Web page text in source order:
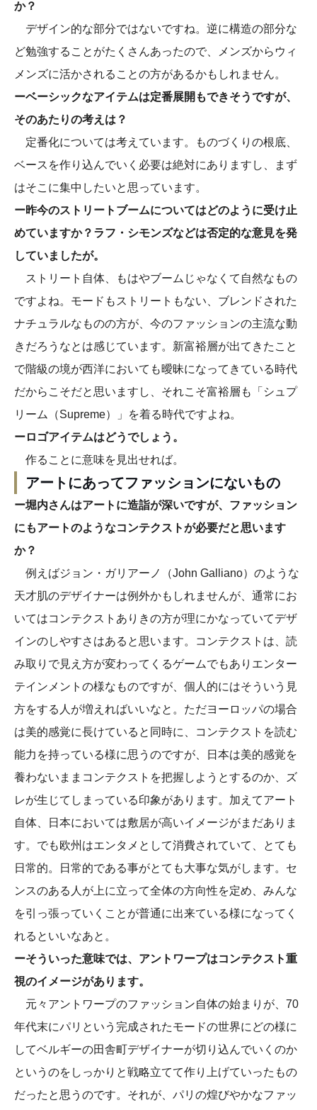
か？
デザイン的な部分ではないですね。逆に構造の部分な
ど勉強することがたくさんあったので、メンズからウィ
メンズに活かされることの方があるかもしれません。
ーベーシックなアイテムは定番展開もできそうですが、
そのあたりの考えは？
定番化については考えています。ものづくりの根底、
ベースを作り込んでいく必要は絶対にありますし、まず
はそこに集中したいと思っています。
ー昨今のストリートブームについてはどのように受け止
めていますか？ラフ・シモンズなどは否定的な意見を発
していましたが。
ストリート自体、もはやブームじゃなくて自然なもの
ですよね。モードもストリートもない、ブレンドされた
ナチュラルなものの方が、今のファッションの主流な動
きだろうなとは感じています。新富裕層が出てきたこと
で階級の境が西洋においても曖昧になってきている時代
だからこそだと思いますし、それこそ富裕層も「シュプ
リーム（Supreme）」を着る時代ですよね。
ーロゴアイテムはどうでしょう。
作ることに意味を見出せれば。
アートにあってファッションにないもの
ー堀内さんはアートに造詣が深いですが、ファッション
にもアートのようなコンテクストが必要だと思います
か？
例えばジョン・ガリアーノ（John Galliano）のような
天才肌のデザイナーは例外かもしれませんが、通常にお
いてはコンテクストありきの方が理にかなっていてデザ
インのしやすさはあると思います。コンテクストは、読
み取りで見え方が変わってくるゲームでもありエンター
テインメントの様なものですが、個人的にはそういう見
方をする人が増えればいいなと。ただヨーロッパの場合
は美的感覚に長けていると同時に、コンテクストを読む
能力を持っている様に思うのですが、日本は美的感覚を
養わないままコンテクストを把握しようとするのか、ズ
レが生じてしまっている印象があります。加えてアート
自体、日本においては敷居が高いイメージがまだありま
す。でも欧州はエンタメとして消費されていて、とても
日常的。日常的である事がとても大事な気がします。セ
ンスのある人が上に立って全体の方向性を定め、みんな
を引っ張っていくことが普通に出来ている様になってく
れるといいなあと。
ーそういった意味では、アントワープはコンテクスト重
視のイメージがあります。
元々アントワープのファッション自体の始まりが、70
年代末にパリという完成されたモードの世界にどの様に
してベルギーの田舎町デザイナーが切り込んでいくのか
というのをしっかりと戦略立てて作り上げていったもの
だったと思うのです。それが、パリの煌びやかなファッ